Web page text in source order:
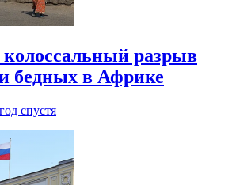
разрыв
бедных в Африке
спустя